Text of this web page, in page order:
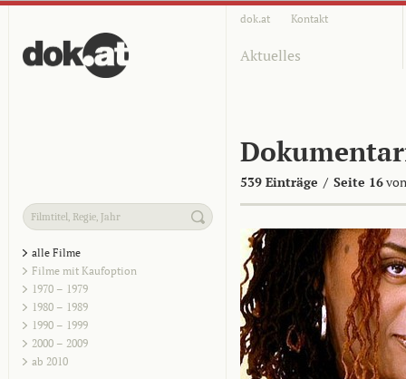
dok.at Kontakt
Aktuelles
539 Einträge / Seite 16
alle Filme
Filme mit Kaufoption
1970 – 1979
1980 – 1989
1990 – 1999
2000 – 2009
ab 2010